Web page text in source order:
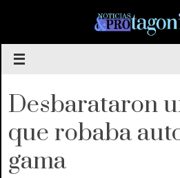
contenido
Desbarataron
que robaba
gama